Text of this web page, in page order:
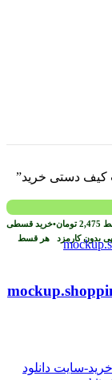
کیف دستی خرید”
2,475 تومان•خرید قسطی
بدون کارمزد هر قسط